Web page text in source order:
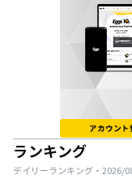
ランキング
デイリーランキング・ 2026/